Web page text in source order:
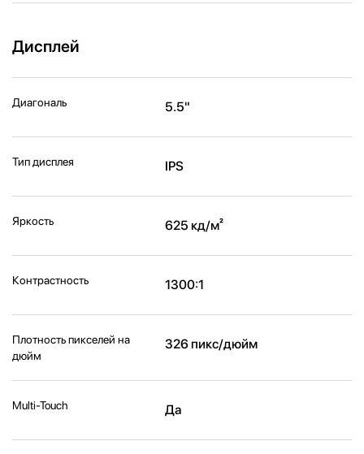
Дисплей
Диагональ 5.5"
Тип дисплея IPS
Яркость 625 кд/м²
Контрастность 1300:1
Плотность пикселей на
дюйм
326 пикс/дюйм
Multi-Touch Да